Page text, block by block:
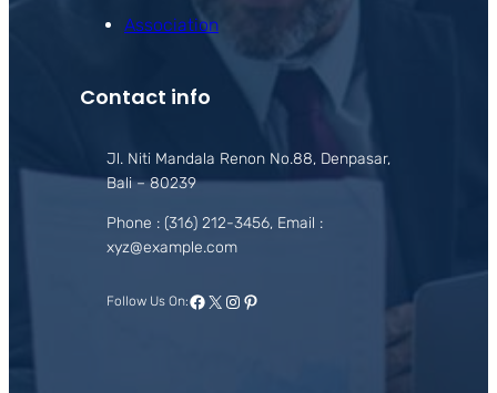
Association
Contact info
Jl. Niti Mandala Renon No.88, Denpasar,
Bali – 80239
Phone : (316) 212-3456, Email :
xyz@example.com
Follow Us On:Facebook
X Instagram
Pinterest